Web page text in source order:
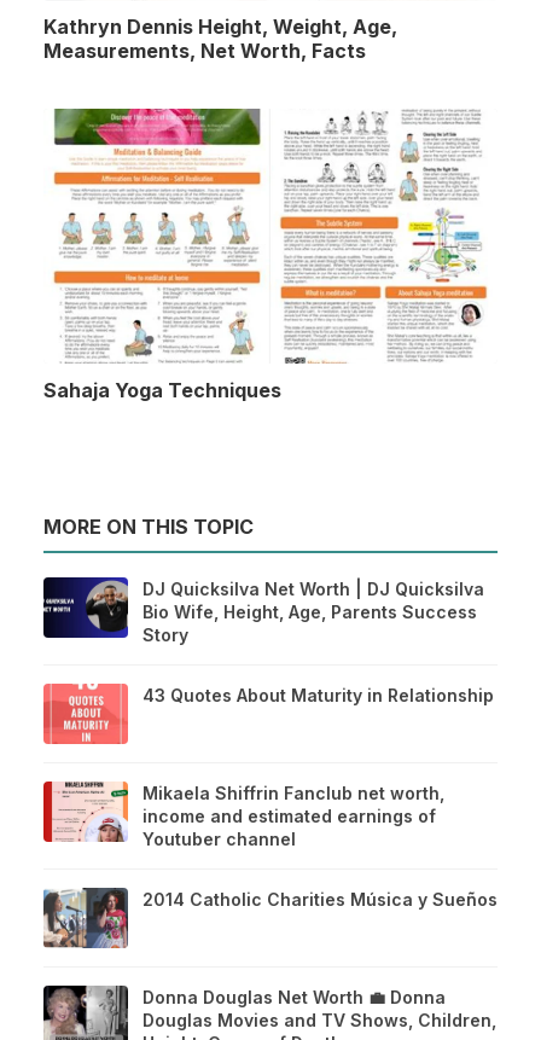
Kathryn Dennis Height, Weight, Age,
Measurements, Net Worth, Facts
Sahaja Yoga Techniques
MORE ON THIS TOPIC
DJ Quicksilva Net Worth | DJ Quicksilva
Bio Wife, Height, Age, Parents Success
Story
43 Quotes About Maturity in Relationship
Mikaela Shiffrin Fanclub net worth,
income and estimated earnings of
Youtuber channel
2014 Catholic Charities Música y Sueños
Donna Douglas Net Worth 💼 Donna
Douglas Movies and TV Shows, Children,